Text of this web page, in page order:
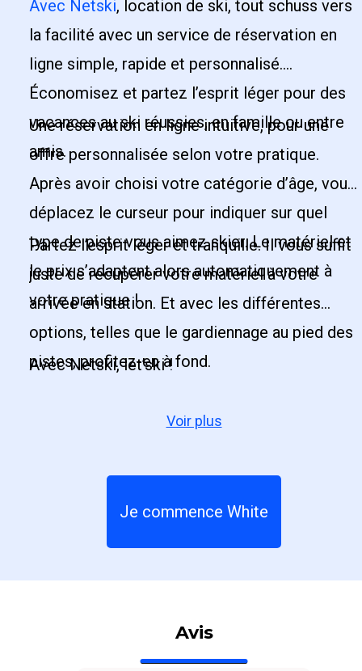
Avec Netski, location de ski, tout schuss vers
la facilité avec un service de réservation en
ligne simple, rapide et personnalisé.
Économisez et partez l’esprit léger pour des
vacances au ski réussies, en famille ou entre
amis.
Une réservation en ligne intuitive, pour une
offre personnalisée selon votre pratique.
Après avoir choisi votre catégorie d’âge, vous
déplacez le curseur pour indiquer sur quel
type de piste vous aimez skier. Le matériel et
le prix s’adaptent alors automatiquement à
votre pratique !
Partez l’esprit léger et tranquille. Il vous suffit
juste de récupérer votre matériel à votre
arrivée en station. Et avec les différentes
options, telles que le gardiennage au pied des
pistes, profitez-en à fond.
Avec Netski, let’ski !
Voir plus
Je commence White
Avis